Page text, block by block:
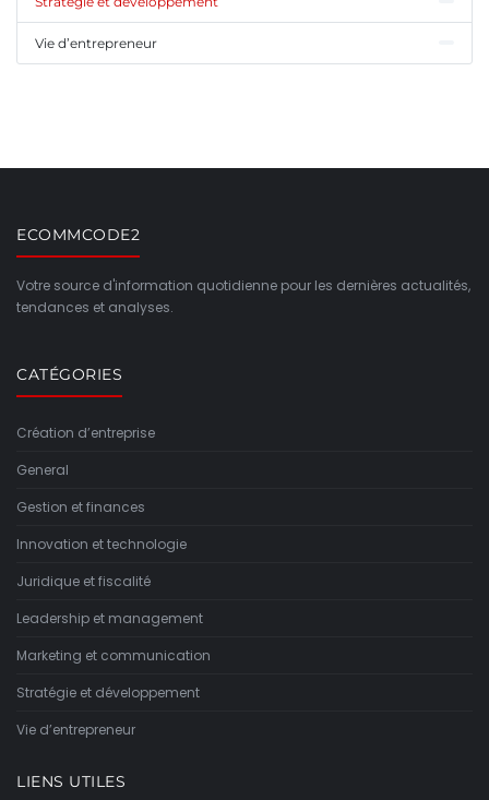
Vie d’entrepreneur
ECOMMCODE2
Votre source d'information quotidienne pour les dernières actualités,
tendances et analyses.
CATÉGORIES
Création d’entreprise
General
Gestion et finances
Innovation et technologie
Juridique et fiscalité
Leadership et management
Marketing et communication
Stratégie et développement
Vie d’entrepreneur
LIENS UTILES